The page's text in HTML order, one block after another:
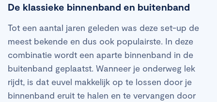
De klassieke binnenband en buitenband
Tot een aantal jaren geleden was deze set-up de
meest bekende en dus ook populairste. In deze
combinatie wordt een aparte binnenband in de
buitenband geplaatst. Wanneer je onderweg lek
rijdt, is dat euvel makkelijk op te lossen door je
binnenband eruit te halen en te vervangen door